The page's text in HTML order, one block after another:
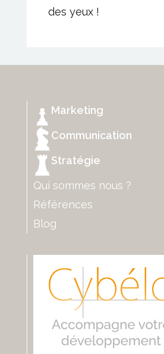
des yeux !
Marketing
Communication
Stratégie
Qui sommes nous ?
Références
Blog